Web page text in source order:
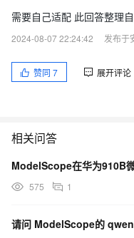
需要自己适配 此回答整理
2024-08-07 22:24:42
发布于
赞同 7 展开评论
相关问答
575 1